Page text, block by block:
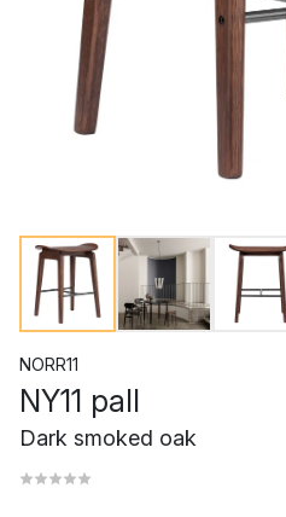
NORR11
NY11 pall
Dark smoked oak